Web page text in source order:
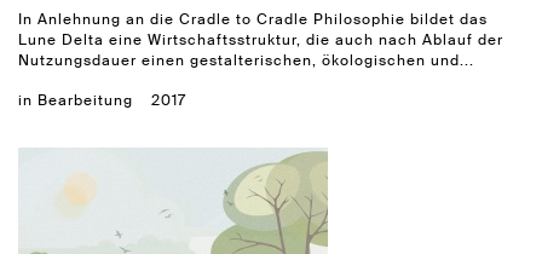
In Anlehnung an die Cradle to Cradle Philosophie bildet das
Lune Delta eine Wirtschaftsstruktur, die auch nach Ablauf der
Nutzungsdauer einen gestalterischen, ökologischen und...
in Bearbeitung 2017